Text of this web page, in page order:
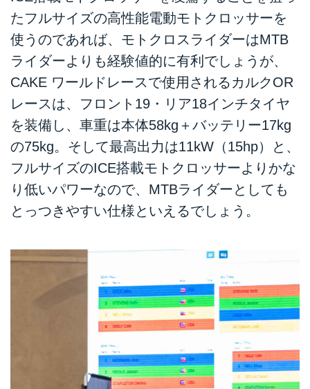
たフルサイズの高性能電動モトクロッサーを
使うのであれば、モトクロスライダーはMTB
ライダーよりも経験値的に有利でしょうが、
CAKE ワールドレースで使用されるカルクOR
レースは、フロント19・リア18インチタイヤ
を装備し、車重は本体58kg＋バッテリー17kg
の75kg。そして最高出力は11kW（15hp）と、
フルサイズのICE搭載モトクロッサーよりかな
り低いパワーなので、MTBライダーとしても
とっつきやすい仕様といえるでしょう。